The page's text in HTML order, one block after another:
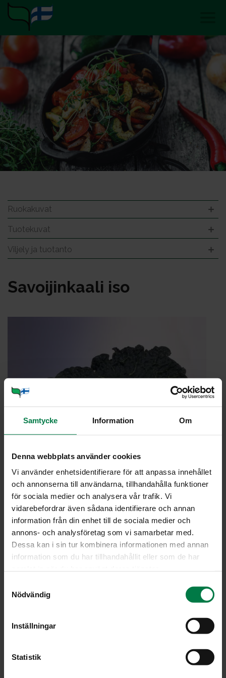
Samtycke Information Om
Denna webbplats använder cookies
Vi använder enhetsidentifierare för att anpassa innehållet
och annonserna till användarna, tillhandahålla funktioner
för sociala medier och analysera vår trafik. Vi
vidarebefordrar även sådana identifierare och annan
information från din enhet till de sociala medier och
annons- och analysföretag som vi samarbetar med.
Dessa kan i sin tur kombinera informationen med annan
information som du har tillhandahållit eller som de har
Nödvändig
Inställningar
Statistik
Ruokakuvat
Tuotekuvat
Viljely ja tuotanto
Sa­voi­jin­kaa­li iso